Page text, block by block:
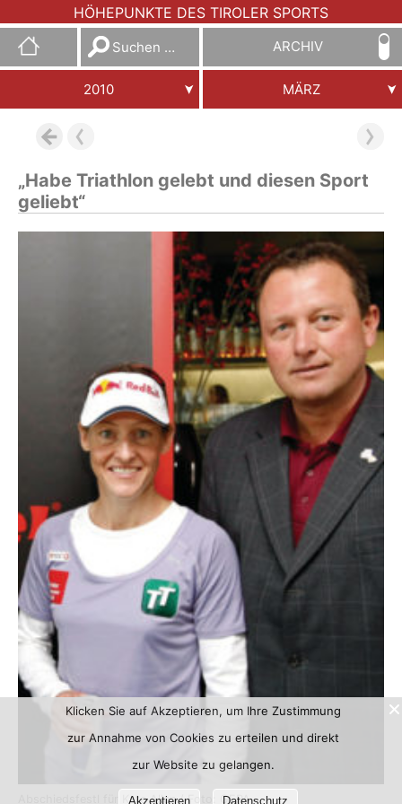
HÖHEPUNKTE DES TIROLER SPORTS
Suchen
nach:
ARCHIV
2010 MÄRZ
„Habe Triathlon gelebt und diesen Sport
geliebt“
Abschiedsfestl für Kate Allen / Foto: GEPA
Klicken Sie auf Akzeptieren, um Ihre Zustimmung
zur Annahme von Cookies zu erteilen und direkt
zur Website zu gelangen.
Akzeptieren Datenschutz